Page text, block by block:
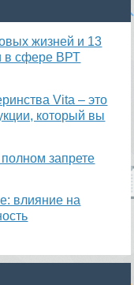
жизней и 13
в сфере ВРТ
Vita – это
который вы
запрете
влияние на